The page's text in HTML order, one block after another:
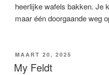
heerlijke wafels bakken. Je
maar één doorgaande weg
GEPLAATST
OP
MAART 20, 2025
My Feldt